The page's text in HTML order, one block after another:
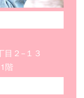
目２−１３
階